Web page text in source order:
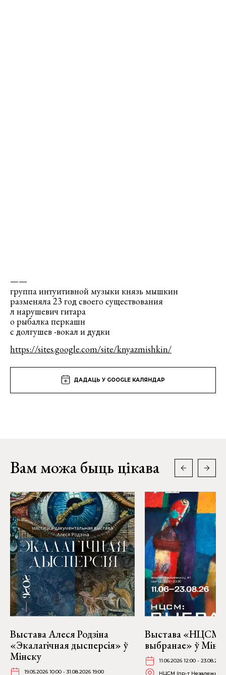
——
группа интуитивной музыки князь мышкин
разменяла 23 год своего существования
л нарушевич гитара
о рыбалка перкашн
с долгушев -вокал и дудки
https://sites.google.com/site/knyazmishkin/
ДАДАЦЬ У GOOGLE КАЛЯНДАР
Вам можа быць цікава
Выстава Алеся Родзіна
«Экалагічная дысперсія» ў
Мінску
19.05.2026 10:00 - 31.08.2026 19:00
Выстава «НЦСМ:
выбранае» ў
11.06.2026 12:00 -
НЦСМ (пр-т